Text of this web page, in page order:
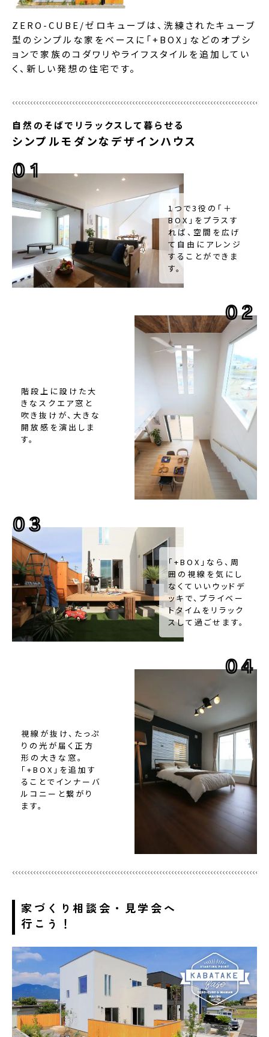
ZERO-CUBE/ゼロキューブは、洗練されたキューブ
型のシンプルな家をベースに「+BOX」などのオプシ
ョンで家族のコダワリやライフスタイルを追加してい
く、新しい発想の住宅です。
自然のそばでリラックスして暮らせる
シンプルモダンなデザインハウス
01
1つで3役の「＋
BOX」をプラスす
れば、空間を広げ
て自由にアレンジ
することができま
す。
02
階段上に設けた大
きなスクエア窓と
吹き抜けが、大きな
開放感を演出しま
す。
03
「+BOX」なら、周
囲の視線を気にし
なくていいウッドデ
ッキで、プライベー
トタイムをリラック
スして過ごせます。
04
視線が抜け、たっぷ
りの光が届く正方
形の大きな窓。
「+BOX」を追加す
ることでインナーバ
ルコニーと繋がり
ます。
家づくり相談会・見学会へ
行こう！